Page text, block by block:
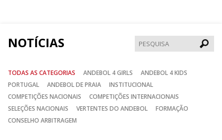
NOTÍCIAS
TODAS AS CATEGORIAS ANDEBOL 4 GIRLS
ANDEBOL 4 KIDS
PORTUGAL
ANDEBOL DE PRAIA
INSTITUCIONAL
COMPETIÇÕES NACIONAIS
COMPETIÇÕES INTERNACIONAIS
SELEÇÕES NACIONAIS
VERTENTES DO ANDEBOL
FORMAÇÃO
CONSELHO ARBITRAGEM